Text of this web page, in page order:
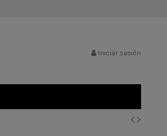
Iniciar sesión